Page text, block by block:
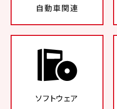
自動車関連
ソフトウェア